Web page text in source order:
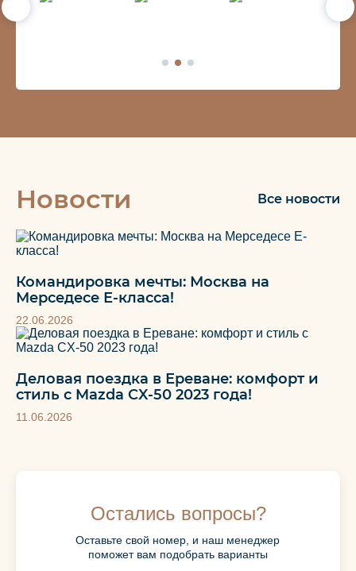
Новости Все новости
Командировка мечты: Москва на
Мерседесе Е-класса!
22.06.2026
Деловая поездка в Ереване: комфорт и
стиль с Mazda CX‑50 2023 года!
11.06.2026
Остались вопросы?
Оставьте свой номер, и наш менеджер
поможет вам подобрать варианты